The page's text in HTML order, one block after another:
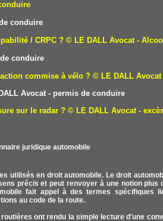
conduire
/ CRPC ? © LE DALL Avocat -
conduire
commise à vélo ? © LE DALL
Avocat - permis de conduire
sur le radar ? © LE DALL Avocat -
utilisés en droit automobile. Le droit
précis et peut renvoyer à une notion plus
fait appel à des termes spécifiques
au code de la route.
ont rendu la simple lecture d'une